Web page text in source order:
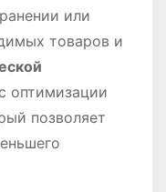
или
товаров и
оптимизации
позволяет